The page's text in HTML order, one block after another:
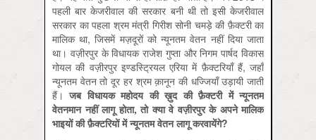
पहली बार केजरीवाल की सरकार बनी थी तो इसी केजरीवाल
सरकार का पहला श्रम मंत्री गिरीश सोनी चमड़े की फ़ैक्टरी का
मालिक था, जिसमें मज़दूरों को न्यूनतम वेतन नहीं दिया जाता
था। वज़ीरपुर के विधायक राजेश गुप्ता और निगम पार्षद विकास
गोयल की वज़ीरपुर इण्डस्ट्रियल एरिया में फ़ैक्टरियाँ हैं, जहाँ
न्यूनतम वेतन तो दूर हर श्रम क़ानून की धज्जियाँ उड़ायी जाती
हैं।जब विधायक महोदय की ख़ुद की फ़ैक्टरी में न्यूनतम
वेतनमान नहीं लागू होता, तो क्या वे वज़ीरपुर के अपने मालिक
भाइयों की फ़ैक्टरियों में न्यूनतम वेतन लागू करवायेंगे?